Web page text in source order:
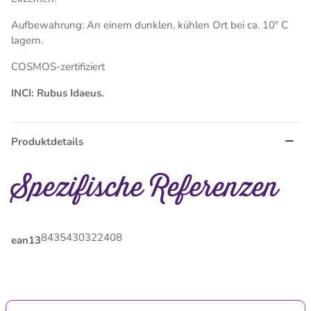
Aufbewahrung: An einem dunklen, kühlen Ort bei ca. 10º C
lagern.
COSMOS-zertifiziert
INCI: Rubus Idaeus.
Produktdetails
Spezifische Referenzen
ean138435430322408